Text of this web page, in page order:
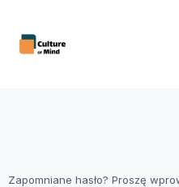
content
Zapomniane hasło? Proszę